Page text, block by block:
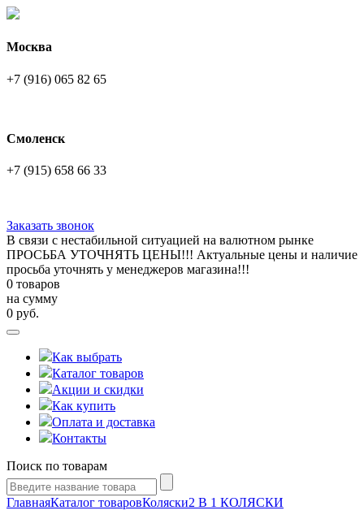
Москва
+7 (916) 065 82 65
Смоленск
+7 (915) 658 66 33
Заказать звонок
В связи с нестабильной ситуацией на валютном рынке
ПРОСЬБА УТОЧНЯТЬ ЦЕНЫ!!! Актуальные цены и наличие
просьба уточнять у менеджеров магазина!!!
0 товаров
на сумму
0 руб.
Как выбрать
Каталог товаров
Акции и скидки
Как купить
Оплата и доставка
Контакты
Поиск по товарам
ГлавнаяКаталог товаровКоляски2 В 1 КОЛЯСКИ